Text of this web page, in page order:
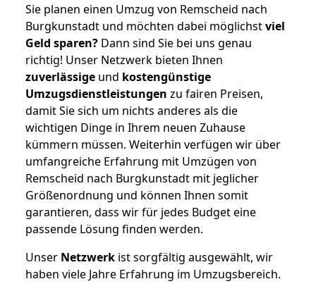
Sie planen einen Umzug von Remscheid nach
Burgkunstadt und möchten dabei möglichstviel
Geld sparen? Dann sind Sie bei uns genau
richtig! Unser Netzwerk bieten Ihnen
zuverlässige und kostengünstige
Umzugsdienstleistungen zu fairen Preisen,
damit Sie sich um nichts anderes als die
wichtigen Dinge in Ihrem neuen Zuhause
kümmern müssen. Weiterhin verfügen wir über
umfangreiche Erfahrung mit Umzügen von
Remscheid nach Burgkunstadt mit jeglicher
Größenordnung und können Ihnen somit
garantieren, dass wir für jedes Budget eine
passende Lösung finden werden.
Unser Netzwerk ist sorgfältig ausgewählt, wir
haben viele Jahre Erfahrung im Umzugsbereich.